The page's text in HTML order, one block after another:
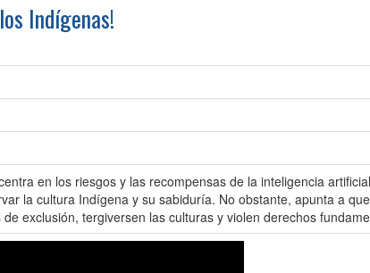
Indígenas!
en los riesgos y las recompensas de la inteligencia
la cultura Indígena y su sabiduría. No obstante, apunta a
exclusión, tergiversen las culturas y violen derechos